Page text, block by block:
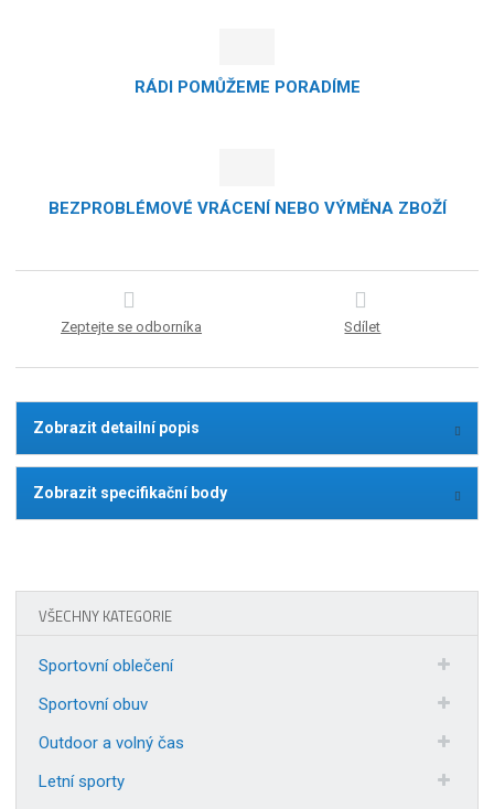
RÁDI POMŮŽEME PORADÍME
BEZPROBLÉMOVÉ VRÁCENÍ NEBO VÝMĚNA ZBOŽÍ
Zeptejte se odborníka Sdílet
Zobrazit detailní popis
Zobrazit specifikační body
VŠECHNY KATEGORIE
Sportovní oblečení
Sportovní obuv
Outdoor a volný čas
Letní sporty